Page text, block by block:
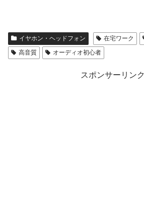
イヤホン・ヘッドフォン 在宅ワーク
高音質
オーディオ初心者
スポンサーリンク